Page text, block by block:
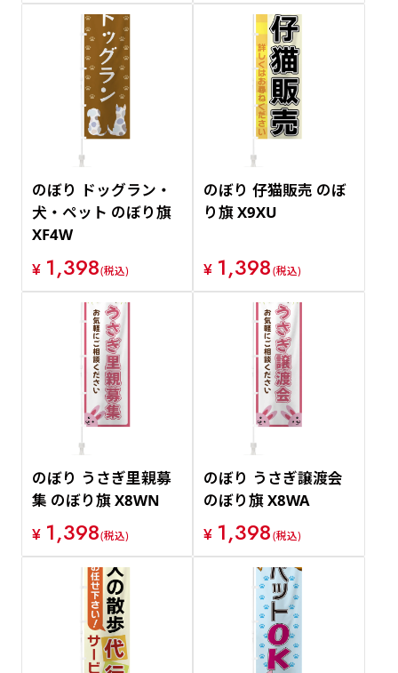
のぼり ドッグラン・
犬・ペット のぼり旗
XF4W
¥ 1,398(税込)
のぼり 仔猫販売 のぼ
り旗 X9XU
¥ 1,398(税込)
のぼり うさぎ里親募
集 のぼり旗 X8WN
¥ 1,398(税込)
のぼり うさぎ譲渡会
のぼり旗 X8WA
¥ 1,398(税込)